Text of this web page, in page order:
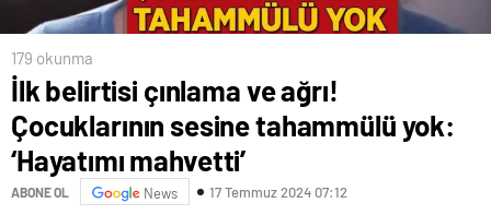
179 okunma
İlk belirtisi çınlama ve ağrı!
Çocuklarının sesine tahammülü yok:
‘Hayatımı mahvetti’
ABONE OL News 17 Temmuz 2024 07:12